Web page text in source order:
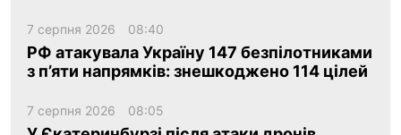
7 серпня 2026 08:40
РФ атакувала Україну 147 безпілотниками
з п’яти напрямків: знешкоджено 114 цілей
7 серпня 2026 08:05